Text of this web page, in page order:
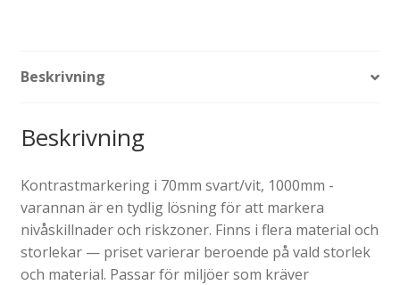
Beskrivning
Beskrivning
Kontrastmarkering i 70mm svart/vit, 1000mm -
varannan är en tydlig lösning för att markera
nivåskillnader och riskzoner. Finns i flera material och
storlekar — priset varierar beroende på vald storlek
och material. Passar för miljöer som kräver